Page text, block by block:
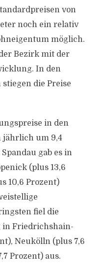
von
noch ein relativ
möglich.
Bezirk mit der
In den
die Preise
in den
jährlich um 9,4
gab es in
(plus 13,6
10,6 Prozent)
fiel die
in Friedrichshain-
Neukölln (plus 7,6
Prozent) aus.